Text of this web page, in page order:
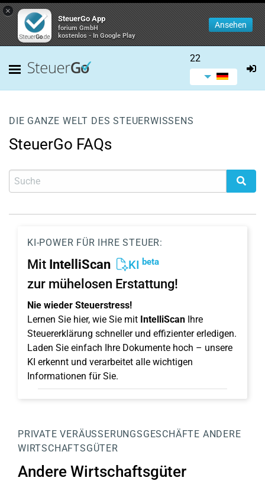
×
SteuerGo App
forium GmbH
kostenlos - In Google Play
Ansehen
22
DIE GANZE WELT DES STEUERWISSENS
SteuerGo FAQs
KI-POWER FÜR IHRE STEUER:
Mit IntelliScan KI beta
zur mühelosen Erstattung!
Nie wieder Steuerstress!
Lernen Sie hier, wie Sie mit IntelliScan Ihre
Steuererklärung schneller und effizienter erledigen.
Laden Sie einfach Ihre Dokumente hoch – unsere
KI erkennt und verarbeitet alle wichtigen
Informationen für Sie.
PRIVATE VERÄUSSERUNGSGESCHÄFTE
ANDERE
WIRTSCHAFTSGÜTER
Andere Wirtschaftsgüter